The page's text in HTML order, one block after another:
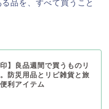
品を、すべて買うこと
印】良品週間で買うものリ
防災用品とリピ雑貨と旅
利アイテム